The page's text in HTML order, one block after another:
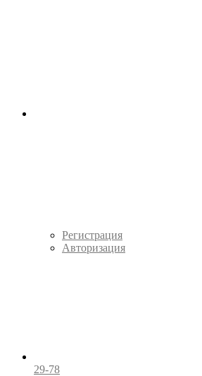
Регистрация
Авторизация
29-78